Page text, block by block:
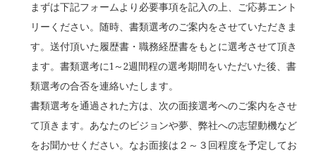
まずは下記フォームより必要事項を記入の上、ご応募エント
リーください。随時、書類選考のご案内をさせていただきま
す。送付頂いた履歴書・職務経歴書をもとに選考させて頂き
ます。書類選考に1～2週間程の選考期間をいただいた後、書
類選考の合否を連絡いたします。
書類選考を通過された方は、次の面接選考へのご案内をさせ
て頂きます。あなたのビジョンや夢、弊社への志望動機など
をお聞かせください。なお面接は２～３回程度を予定してお